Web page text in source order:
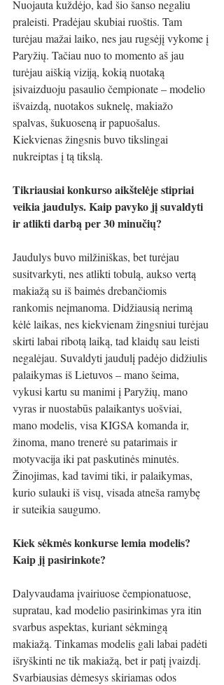
Nuojauta kuždėjo, kad šio šanso negaliu
praleisti. Pradėjau skubiai ruoštis. Tam
turėjau mažai laiko, nes jau rugsėjį vykome į
Paryžių. Tačiau nuo to momento aš jau
turėjau aiškią viziją, kokią nuotaką
įsivaizduoju pasaulio čempionate – modelio
išvaizdą, nuotakos suknelę, makiažo
spalvas, šukuoseną ir papuošalus.
Kiekvienas žingsnis buvo tikslingai
nukreiptas į tą tikslą.
Tikriausiai konkurso aikštelėje stipriai
veikia jaudulys. Kaip pavyko jį suvaldyti
ir atlikti darbą per 30 minučių?
Jaudulys buvo milžiniškas, bet turėjau
susitvarkyti, nes atlikti tobulą, aukso vertą
makiažą su iš baimės drebančiomis
rankomis neįmanoma. Didžiausią nerimą
kėlė laikas, nes kiekvienam žingsniui turėjau
skirti labai ribotą laiką, tad klaidų sau leisti
negalėjau. Suvaldyti jaudulį padėjo didžiulis
palaikymas iš Lietuvos – mano šeima,
vykusi kartu su manimi į Paryžių, mano
vyras ir nuostabūs palaikantys uošviai,
mano modelis, visa KIGSA komanda ir,
žinoma, mano trenerė su patarimais ir
motyvacija iki pat paskutinės minutės.
Žinojimas, kad tavimi tiki, ir palaikymas,
kurio sulauki iš visų, visada atneša ramybę
ir suteikia saugumo.
Kiek sėkmės konkurse lemia modelis?
Kaip jį pasirinkote?
Dalyvaudama įvairiuose čempionatuose,
supratau, kad modelio pasirinkimas yra itin
svarbus aspektas, kuriant sėkmingą
makiažą. Tinkamas modelis gali labai padėti
išryškinti ne tik makiažą, bet ir patį įvaizdį.
Svarbiausias dėmesys skiriamas odos